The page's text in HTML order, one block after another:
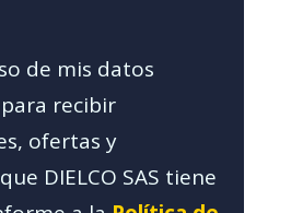
de mis datos
recibir
ofertas y
DIELCO SAS tiene